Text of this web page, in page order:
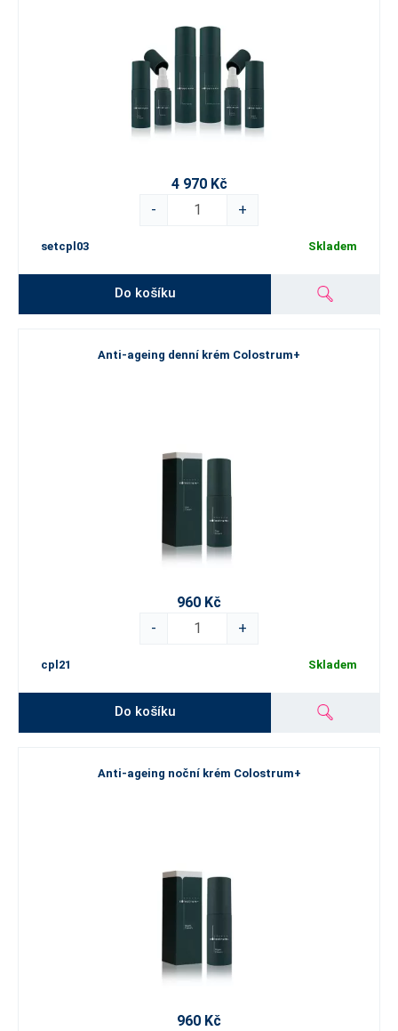
4 970 Kč
-
+
setcpl03 Skladem
Do košíku
Anti-ageing denní krém Colostrum+
960 Kč
-
+
cpl21 Skladem
Do košíku
Anti-ageing noční krém Colostrum+
960 Kč